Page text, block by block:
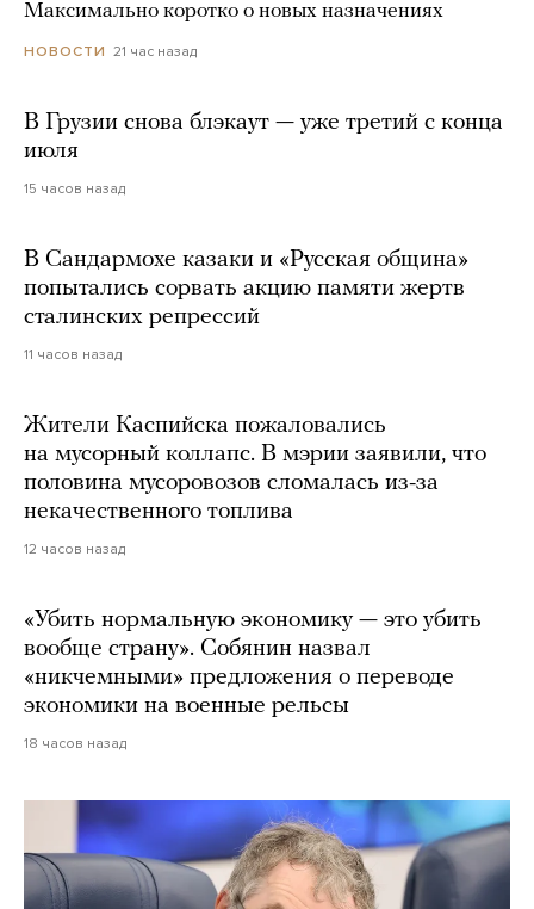
Максимально коротко о новых назначениях
НОВОСТИ 21 час назад
В Грузии снова блэкаут — уже третий с конца
июля
15 часов назад
В Сандармохе казаки и «Русская община»
попытались сорвать акцию памяти жертв
сталинских репрессий
11 часов назад
Жители Каспийска пожаловались
на мусорный коллапс. В мэрии заявили, что
половина мусоровозов сломалась из-за
некачественного топлива
12 часов назад
«Убить нормальную экономику — это убить
вообще страну». Собянин назвал
«никчемными» предложения о переводе
экономики на военные рельсы
18 часов назад